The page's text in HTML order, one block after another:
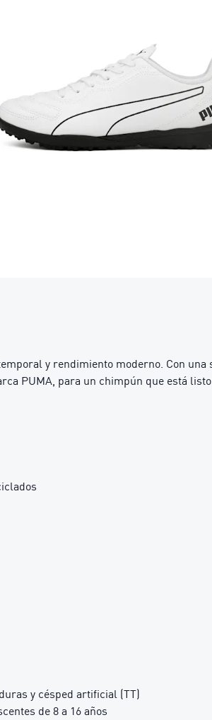
y rendimiento moderno. Con
PUMA, para un chimpún que está
y césped artificial (TT)
de 8 a 16 años